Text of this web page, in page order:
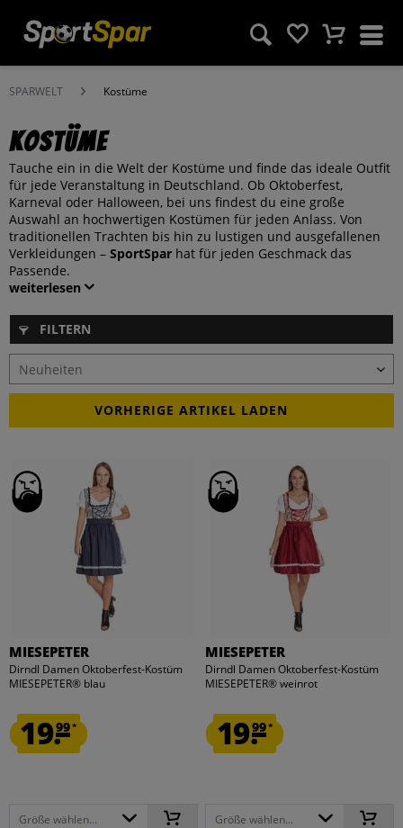
SPARWELT Kostüme
Kostüme
Tauche ein in die Welt der Kostüme und finde das ideale Outfit
für jede Veranstaltung in Deutschland. Ob Oktoberfest,
Karneval oder Halloween, bei uns findest du eine große
Auswahl an hochwertigen Kostümen für jeden Anlass. Von
traditionellen Trachten bis hin zu lustigen und ausgefallenen
Verkleidungen – SportSpar hat für jeden Geschmack das
Passende.
weiterlesen
FILTERN
VORHERIGE ARTIKEL LADEN
MIESEPETER
Dirndl Damen Oktoberfest-Kostüm
MIESEPETER® blau
19.99*
Größe wählen...
MIESEPETER
Dirndl Damen Oktoberfest-Kostüm
MIESEPETER® weinrot
19.99*
Größe wählen...